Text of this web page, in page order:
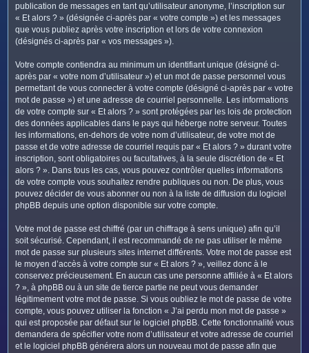
publication de messages en tant qu’utilisateur anonyme, l’inscription sur
« Et alors ? » (désignée ci-après par « votre compte ») et les messages
que vous publiez après votre inscription et lors de votre connexion
(désignés ci-après par « vos messages »).
Votre compte contiendra au minimum un identifiant unique (désigné ci-
après par « votre nom d’utilisateur ») et un mot de passe personnel vous
permettant de vous connecter à votre compte (désigné ci-après par « votre
mot de passe ») et une adresse de courriel personnelle. Les informations
de votre compte sur « Et alors ? » sont protégées par les lois de protection
des données applicables dans le pays qui héberge notre serveur. Toutes
les informations, en-dehors de votre nom d’utilisateur, de votre mot de
passe et de votre adresse de courriel requis par « Et alors ? » durant votre
inscription, sont obligatoires ou facultatives, à la seule discrétion de « Et
alors ? ». Dans tous les cas, vous pouvez contrôler quelles informations
de votre compte vous souhaitez rendre publiques ou non. De plus, vous
pouvez décider de vous abonner ou non à la liste de diffusion du logiciel
phpBB depuis une option disponible sur votre compte.
Votre mot de passe est chiffré (par un chiffrage à sens unique) afin qu’il
soit sécurisé. Cependant, il est recommandé de ne pas utiliser le même
mot de passe sur plusieurs sites internet différents. Votre mot de passe est
le moyen d’accès à votre compte sur « Et alors ? », veillez donc à le
conservez précieusement. En aucun cas une personne affiliée à « Et alors
? », à phpBB ou à un site de tierce partie ne peut vous demander
légitimement votre mot de passe. Si vous oubliez le mot de passe de votre
compte, vous pouvez utiliser la fonction « J’ai perdu mon mot de passe »
qui est proposée par défaut sur le logiciel phpBB. Cette fonctionnalité vous
demandera de spécifier votre nom d’utilisateur et votre adresse de courriel
et le logiciel phpBB générera alors un nouveau mot de passe afin que